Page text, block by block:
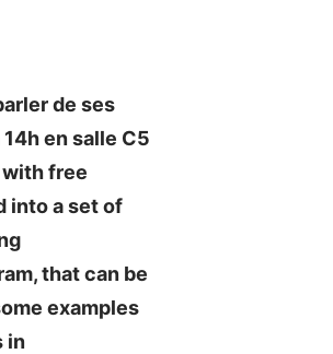
de ses
en salle C5
free
into a set of
that can be
examples
in